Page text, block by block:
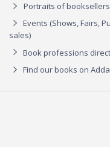
Portraits of booksellers
Events (Shows, Fairs,
sales)
Book professions
Find our books on